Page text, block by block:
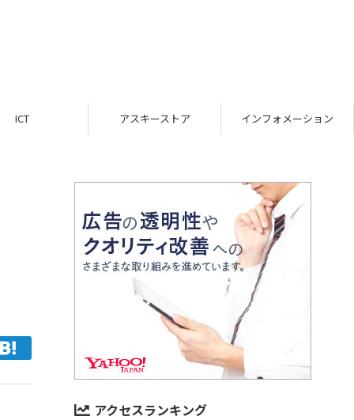
ICT アスキーストア インフォメーション
アクセスランキング